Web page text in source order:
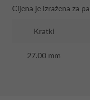
Cijena je izražena za
Kratki
27.00 mm